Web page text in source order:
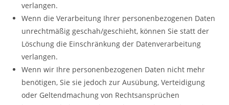
verlangen.
Wenn die Verarbeitung Ihrer personenbezogenen Daten
unrechtmäßig geschah/geschieht, können Sie statt der
Löschung die Einschränkung der Datenverarbeitung
verlangen.
Wenn wir Ihre personenbezogenen Daten nicht mehr
benötigen, Sie sie jedoch zur Ausübung, Verteidigung
oder Geltendmachung von Rechtsansprüchen